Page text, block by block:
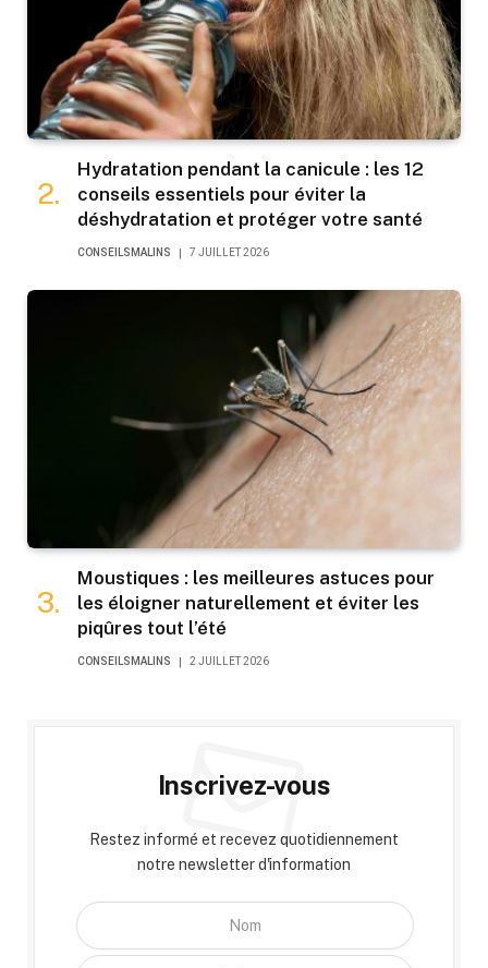
Hydratation pendant la canicule : les 12
conseils essentiels pour éviter la
déshydratation et protéger votre santé
CONSEILSMALINS 7 JUILLET 2026
Moustiques : les meilleures astuces pour
les éloigner naturellement et éviter les
piqûres tout l’été
CONSEILSMALINS 2 JUILLET 2026
Inscrivez-vous
Restez informé et recevez quotidiennement
notre newsletter d'information